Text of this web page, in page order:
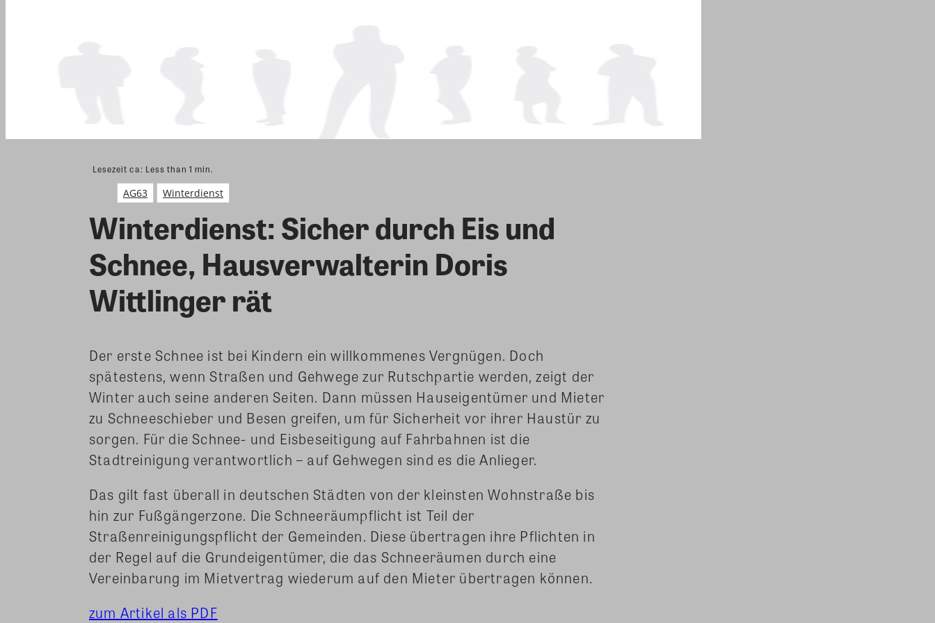
Lesezeit ca: Less than 1 min.
AG63 Winterdienst
Winterdienst: Sicher durch Eis und
Schnee, Hausverwalterin Doris
Wittlinger rät
Der erste Schnee ist bei Kindern ein willkommenes Vergnügen. Doch
spätestens, wenn Straßen und Gehwege zur Rutschpartie werden, zeigt der
Winter auch seine anderen Seiten. Dann müssen Hauseigentümer und Mieter
zu Schneeschieber und Besen greifen, um für Sicherheit vor ihrer Haustür zu
sorgen. Für die Schnee- und Eisbeseitigung auf Fahrbahnen ist die
Stadtreinigung verantwortlich – auf Gehwegen sind es die Anlieger.
Das gilt fast überall in deutschen Städten von der kleinsten Wohnstraße bis
hin zur Fußgängerzone. Die Schneeräumpflicht ist Teil der
Straßenreinigungspflicht der Gemeinden. Diese übertragen ihre Pflichten in
der Regel auf die Grundeigentümer, die das Schneeräumen durch eine
Vereinbarung im Mietvertrag wiederum auf den Mieter übertragen können.
zum Artikel als PDF